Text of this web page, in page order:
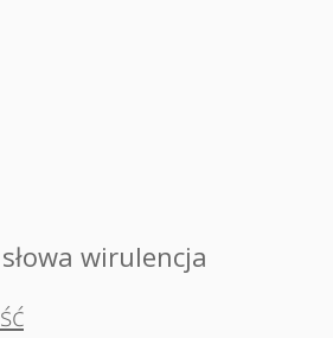
wirulencja